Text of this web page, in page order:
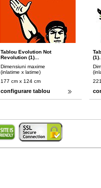
Tablou Evolution Not
Revolution (1)...
Dimensiuni maxime
(inlatime x latime)
177 cm x 124 cm
configurare tablou